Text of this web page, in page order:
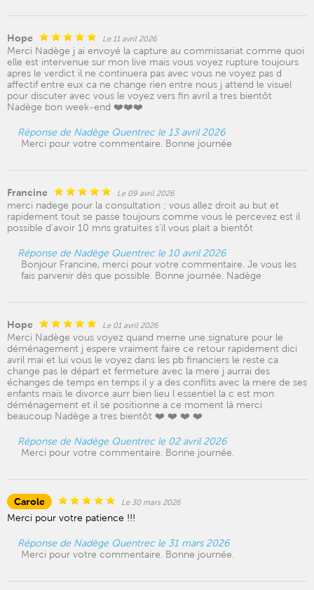
Hope Le 11 avril 2026
Merci Nadège j ai envoyé la capture au commissariat comme quoi
elle est intervenue sur mon live mais vous voyez rupture toujours
apres le verdict il ne continuera pas avec vous ne voyez pas d
affectif entre eux ca ne change rien entre nous j attend le visuel
pour discuter avec vous le voyez vers fin avril a tres bientôt
Nadège bon week-end ❤️❤️❤️
Réponse de Nadège Quentrec le 13 avril 2026
Merci pour votre commentaire. Bonne journée
Francine Le 09 avril 2026
merci nadege pour la consultation ; vous allez droit au but et
rapidement tout se passe toujours comme vous le percevez est il
possible d'avoir 10 mns gratuites s'il vous plait a bientôt
Réponse de Nadège Quentrec le 10 avril 2026
Bonjour Francine, merci pour votre commentaire. Je vous les
fais parvenir dès que possible. Bonne journée. Nadège
Hope Le 01 avril 2026
Merci Nadège vous voyez quand meme une signature pour le
déménagement j espere vraiment faire ce retour rapidement dici
avril mai et lui vous le voyez dans les pb financiers le reste ca
change pas le départ et fermeture avec la mere j aurrai des
échanges de temps en temps il y a des conflits avec la mere de ses
enfants mais le divorce aurr bien lieu l essentiel la c est mon
déménagement et il se positionne a ce moment là merci
beaucoup Nadège a tres bientôt ❤️ ❤️ ❤️ ❤️
Réponse de Nadège Quentrec le 02 avril 2026
Merci pour votre commentaire. Bonne journée.
Carole Le 30 mars 2026
Merci pour votre patience !!!
Réponse de Nadège Quentrec le 31 mars 2026
Merci pour votre commentaire. Bonne journée.